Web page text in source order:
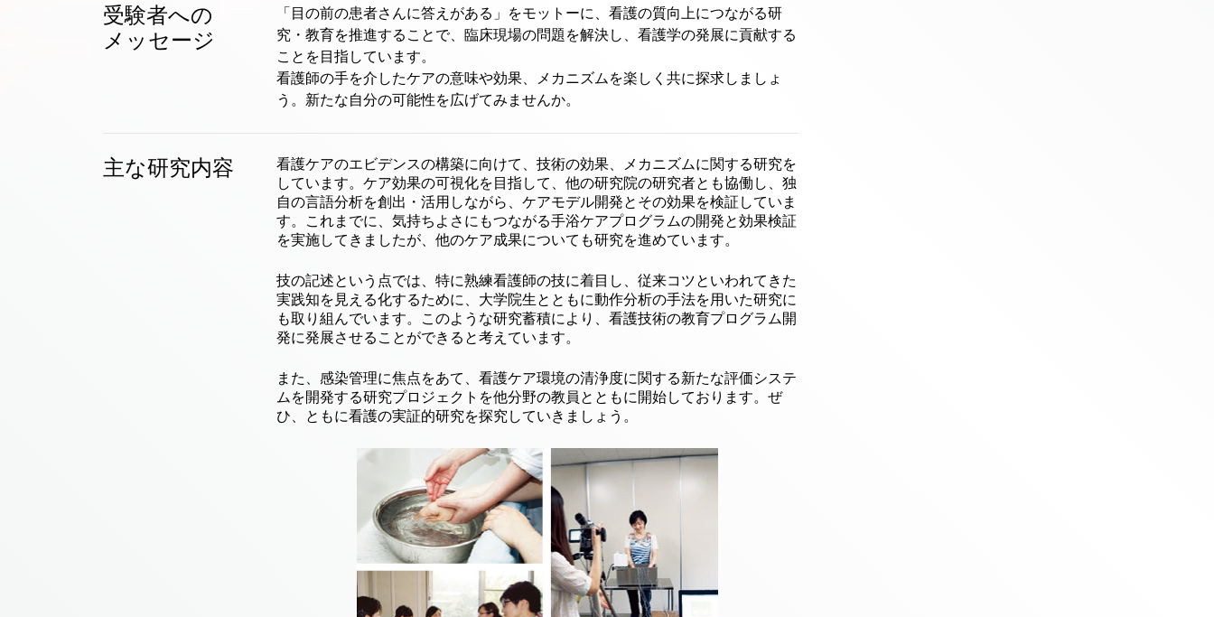
受験者への
メッセージ
「目の前の患者さんに答えがある」をモットーに、看護の質向上につながる研
究・教育を推進することで、臨床現場の問題を解決し、看護学の発展に貢献する
ことを目指しています。
看護師の手を介したケアの意味や効果、メカニズムを楽しく共に探求しましょ
う。新たな自分の可能性を広げてみませんか。
主な研究内容
看護ケアのエビデンスの構築に向けて、技術の効果、メカニズムに関する研究を
しています。ケア効果の可視化を目指して、他の研究院の研究者とも協働し、独
自の言語分析を創出・活用しながら、ケアモデル開発とその効果を検証していま
す。これまでに、気持ちよさにもつながる手浴ケアプログラムの開発と効果検証
を実施してきましたが、他のケア成果についても研究を進めています。
技の記述という点では、特に熟練看護師の技に着目し、従来コツといわれてきた
実践知を見える化するために、大学院生とともに動作分析の手法を用いた研究に
も取り組んでいます。このような研究蓄積により、看護技術の教育プログラム開
発に発展させることができると考えています。
また、感染管理に焦点をあて、看護ケア環境の清浄度に関する新たな評価システ
ムを開発する研究プロジェクトを他分野の教員とともに開始しております。ぜ
ひ、ともに看護の実証的研究を探究していきましょう。